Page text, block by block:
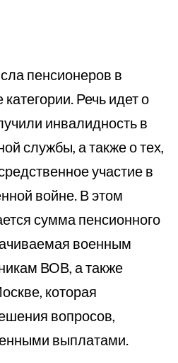
пенсионеров в
Речь идет о
инвалидность в
службы, а также о тех,
участие в
войне. В этом
сумма пенсионного
военным
ВОВ, а также
которая
вопросов,
выплатами.